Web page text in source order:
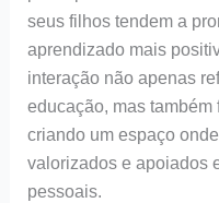
seus filhos tendem a
aprendizado mais
interação não apenas
educação, mas
criando um espaço
valorizados e apoiados
pessoais.